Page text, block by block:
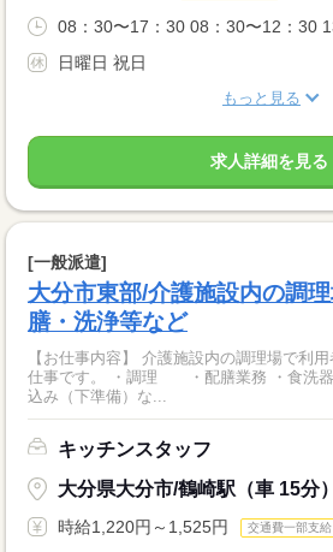
08：30〜17：30 08：30〜12：30
日曜日 祝日
もっと見る
求人詳細を見る
[一般派遣]
大分市東部/介護施設内の調
膳・洗浄等など
【お仕事内容】 介護施設内の調理場で利
仕事です。 ・調理 ・配膳業務 ・食洗
込み（下準備）な...
キッチンスタッフ
大分県大分市/鶴崎駅（車 15分）
時給1,220円～1,525円 交通費一部支給